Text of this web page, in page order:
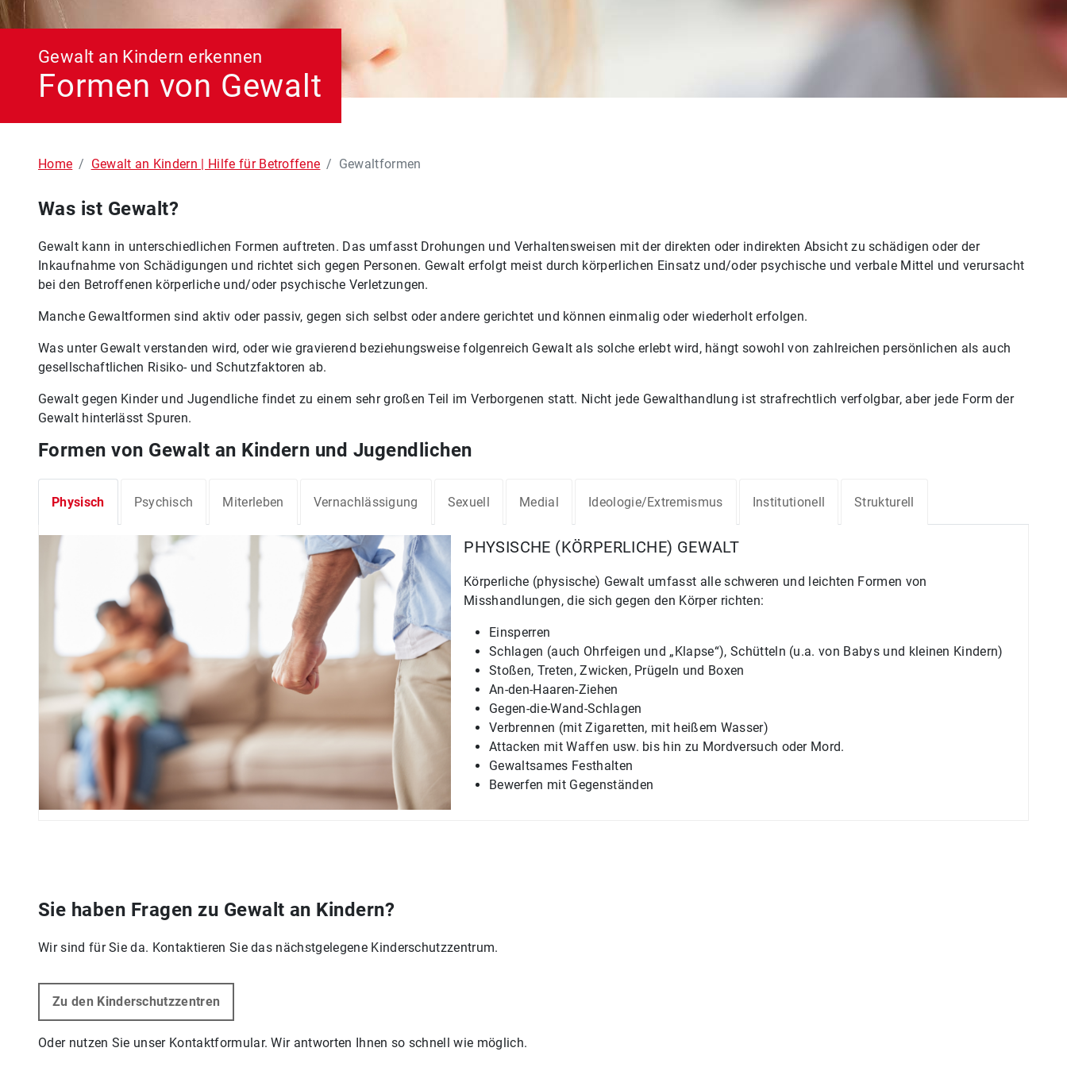
Formen von Gewalt
Gewalt an Kindern erkennen
Home Gewalt an Kindern | Hilfe für Betroffene Gewaltformen
Was ist Gewalt?
Gewalt kann in unterschiedlichen Formen auftreten. Das umfasst Drohungen und Verhaltensweisen mit der direkten oder indirekten Absicht zu schädigen oder der
Inkaufnahme von Schädigungen und richtet sich gegen Personen. Gewalt erfolgt meist durch körperlichen Einsatz und/oder psychische und verbale Mittel und verursacht
bei den Betroffenen körperliche und/oder psychische Verletzungen.
Manche Gewaltformen sind aktiv oder passiv, gegen sich selbst oder andere gerichtet und können einmalig oder wiederholt erfolgen.
Was unter Gewalt verstanden wird, oder wie gravierend beziehungsweise folgenreich Gewalt als solche erlebt wird, hängt sowohl von zahlreichen persönlichen als auch
gesellschaftlichen Risiko- und Schutzfaktoren ab.
Gewalt gegen Kinder und Jugendliche findet zu einem sehr großen Teil im Verborgenen statt. Nicht jede Gewalthandlung ist strafrechtlich verfolgbar, aber jede Form der
Gewalt hinterlässt Spuren.
Formen von Gewalt an Kindern und Jugendlichen
Physisch Psychisch Miterleben Vernachlässigung Sexuell Medial Ideologie/Extremismus Institutionell Strukturell
PHYSISCHE (KÖRPERLICHE) GEWALT
Körperliche (physische) Gewalt umfasst alle schweren und leichten Formen von
Misshandlungen, die sich gegen den Körper richten:
Einsperren
Schlagen (auch Ohrfeigen und „Klapse“), Schütteln (u.a. von Babys und kleinen Kindern)
Stoßen, Treten, Zwicken, Prügeln und Boxen
An-den-Haaren-Ziehen
Gegen-die-Wand-Schlagen
Verbrennen (mit Zigaretten, mit heißem Wasser)
Attacken mit Waffen usw. bis hin zu Mordversuch oder Mord.
Gewaltsames Festhalten
Bewerfen mit Gegenständen
Sie haben Fragen zu Gewalt an Kindern?
Wir sind für Sie da. Kontaktieren Sie das nächstgelegene Kinderschutzzentrum.
Zu den Kinderschutzzentren
Oder nutzen Sie unser Kontaktformular. Wir antworten Ihnen so schnell wie möglich.